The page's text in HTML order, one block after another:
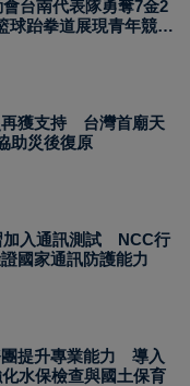
台南代表隊勇奪7金2
跆拳道展現青年競技
再獲支持 台灣首廟天
助災後復原
加入通訊測試 NCC行
國家通訊防護能力
團提升專業能力 導入
水保檢查與國土保育